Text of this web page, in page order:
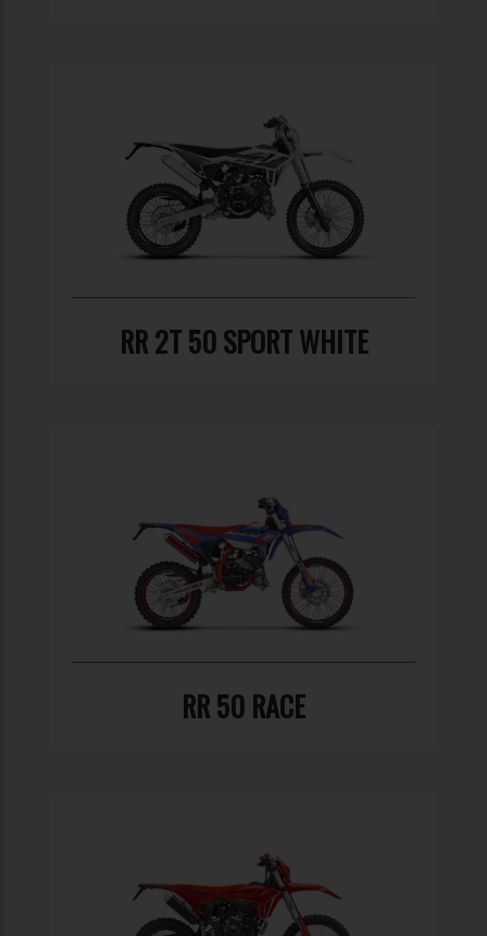
RR 2T 50 SPORT WHITE
RR 50 RACE